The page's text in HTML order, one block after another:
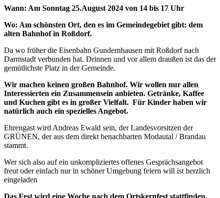
Wann: Am Sonntag 25.August 2024 von 14 bis 17 Uhr
Wo: Am schönsten Ort, den es im Gemeindegebiet gibt: dem
alten Bahnhof in Roßdorf.
Da wo früher die Eisenbahn Gundernhausen mit Roßdorf nach
Darmstadt verbunden hat. Drinnen und vor allem draußen ist das der
gemütlichste Platz in der Gemeinde.
Wir machen keinen großen Bahnhof. Wir wollen nur allen
Interessierten ein Zusammensein anbieten. Getränke, Kaffee
und Kuchen gibt es in großer Vielfalt. Für Kinder haben wir
natürlich auch ein spezielles Angebot.
Ehrengast wird Andreas Ewald sein, der Landesvorsitzen der
GRÜNEN, der aus dem direkt benachbarten Modautal / Brandau
stammt.
Wer sich also auf ein unkompliziertes offenes Gesprächsangebot
freut oder einfach nur in schöner Umgebung feiern will ist herzlich
eingeladen
Das Fest wird eine Woche nach dem Ortskernfest stattfinden.